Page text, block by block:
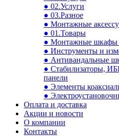
● 02.Услуги
● 03.Разное
● Монтажные
● 01.Товары
● Монтажные шкафы
● Инструменты и
● Антивандальные
● Стабилизаторы,
панели
● Элементы
●
Оплата и доставка
Акции и новости
О компании
Контакты